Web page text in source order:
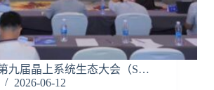
九届晶上系统生态大会（S…
2026-06-12